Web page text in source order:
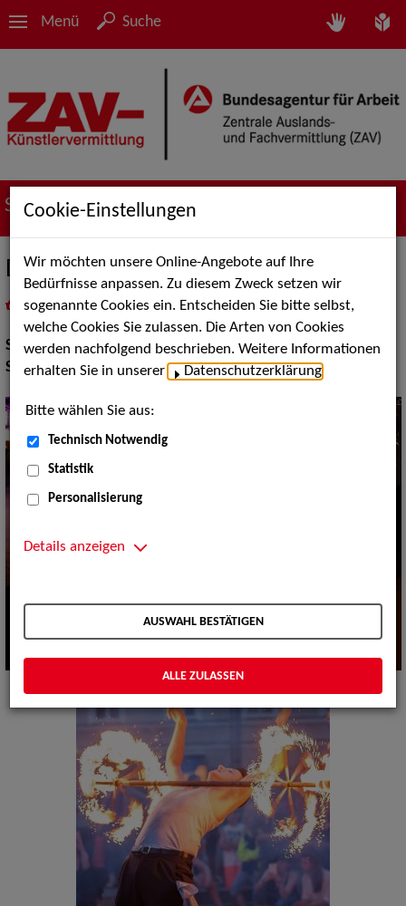
Menü Suche
Suche nach Künstler*innen
Das Feuervariete
als PDF speichern
inMeine Merklistelegen
Show:Show Acts
Show Acts: Feuer und Lichtshows
Cookie-Einstellungen
Wir möchten unsere Online-Angebote auf Ihre
Bedürfnisse anpassen. Zu diesem Zweck setzen wir
sogenannte Cookies ein. Entscheiden Sie bitte selbst,
welche Cookies Sie zulassen. Die Arten von Cookies
werden nachfolgend beschrieben. Weitere Informationen
erhalten Sie in unserer
Datenschutzerklärung
Bitte wählen Sie aus:
Technisch Notwendig
Statistik
Personalisierung
Details anzeigen
AUSWAHL BESTÄTIGEN
ALLE ZULASSEN